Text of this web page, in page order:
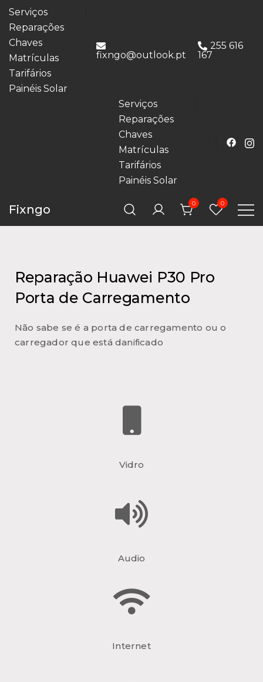
Serviços
Reparações
Chaves
Matrículas
Tarifários
Painéis Solar
fixngo@outlook.pt
255 616
167
Serviços
Reparações
Chaves
Matrículas
Tarifários
Painéis Solar
Fixngo 0 0
Reparação Huawei P30 Pro
Porta de Carregamento
Não sabe se é a porta de carregamento ou o
carregador que está danificado
Vidro
Audio
Internet